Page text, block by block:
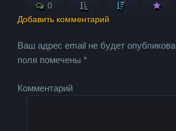
0
Добавить комментарий
Ваш адрес email не будет
поля помечены*
Комментарий